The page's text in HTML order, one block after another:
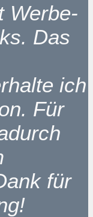
Werbe-
Das
ich
Für
für